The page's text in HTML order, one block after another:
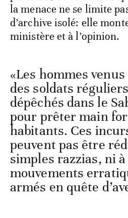
la menace ne se limite
d’archive isolé: elle
ministère et à l’opinion.
«Les hommes
des soldats
dépêchés dans le
pour prêter main
habitants. Ces
peuvent pas être
simples razzias, ni à
mouvements
armés en quête